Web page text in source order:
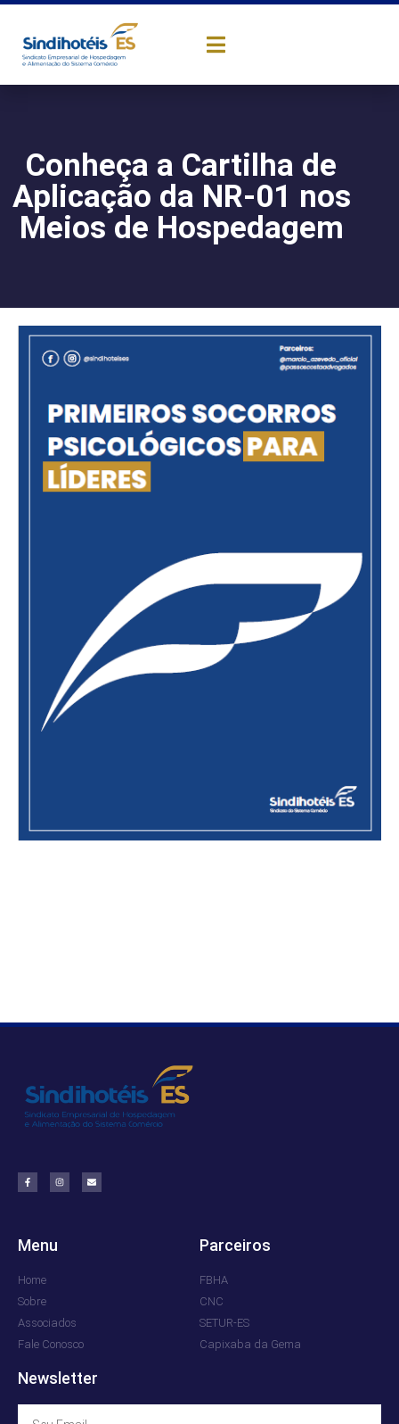
Conheça a Cartilha de
Aplicação da NR-01 nos
Meios de Hospedagem
Menu
Home
Sobre
Associados
Fale Conosco
Parceiros
FBHA
CNC
SETUR-ES
Capixaba da Gema
Newsletter